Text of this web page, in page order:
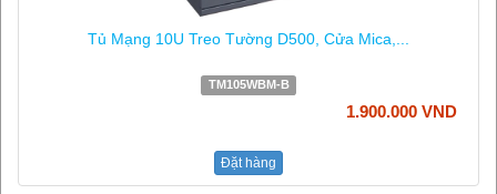
Tủ Mạng 10U Treo Tường D500, Cửa Mica,...
TM105WBM-B
1.900.000 VND
Đặt hàng